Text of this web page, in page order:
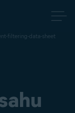
filtering-data-sheet